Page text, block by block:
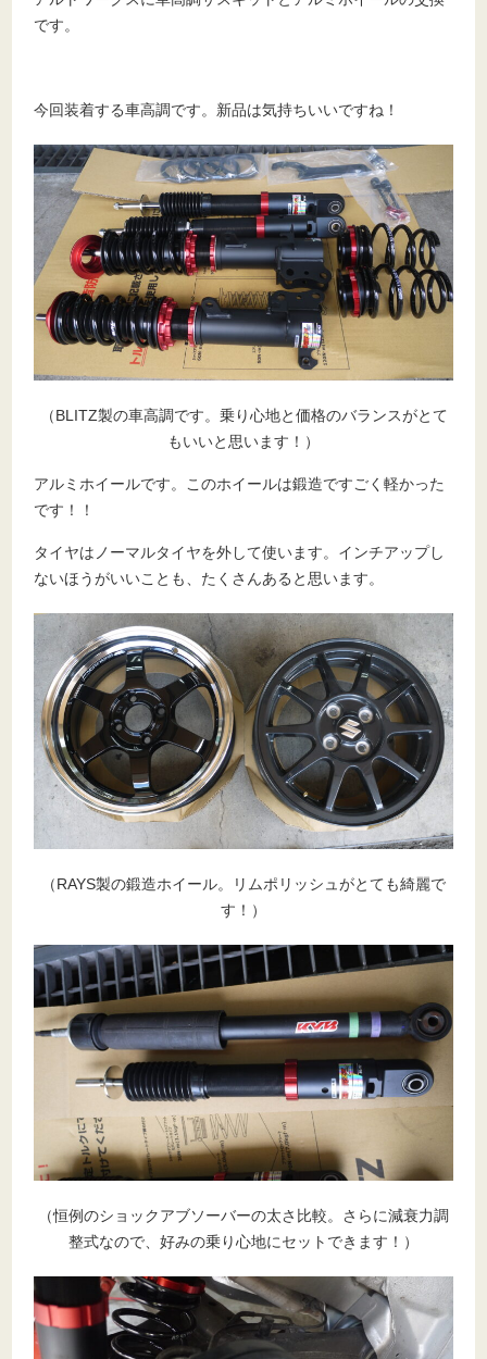
です。
今回装着する車高調です。新品は気持ちいいですね！
（BLITZ製の車高調です。乗り心地と価格のバランスがとて
もいいと思います！）
アルミホイールです。このホイールは鍛造ですごく軽かった
です！！
タイヤはノーマルタイヤを外して使います。インチアップし
ないほうがいいことも、たくさんあると思います。
（RAYS製の鍛造ホイール。リムポリッシュがとても綺麗で
す！）
（恒例のショックアブソーバーの太さ比較。さらに減衰力調
整式なので、好みの乗り心地にセットできます！）